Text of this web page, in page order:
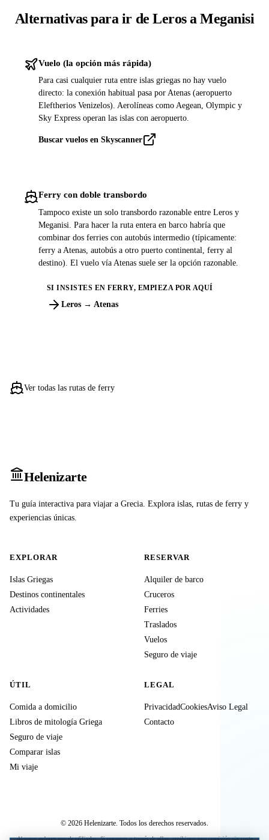
Alternativas para ir de Leros a Meganisi
Vuelo (la opción más rápida)
Para casi cualquier ruta entre islas griegas no hay vuelo
directo: la conexión habitual pasa por Atenas (aeropuerto
Eleftherios Venizelos). Aerolíneas como Aegean, Olympic y
Sky Express operan las islas con aeropuerto.
Buscar vuelos en Skyscanner
Ferry con doble transbordo
Tampoco existe un solo transbordo razonable entre Leros y
Meganisi. Para hacer la ruta entera en barco habría que
combinar dos ferries con autobús intermedio (típicamente:
ferry a Atenas, autobús a otro puerto continental, ferry al
destino). El vuelo vía Atenas suele ser la opción razonable.
SI INSISTES EN FERRY, EMPIEZA POR AQUÍ
Leros → Atenas
Ver todas las rutas de ferry
Helenizarte
Tu guía interactiva para viajar a Grecia. Explora islas, rutas de ferry y
experiencias únicas.
EXPLORAR
Islas Griegas
Destinos continentales
Actividades
RESERVAR
Alquiler de barco
Cruceros
Ferries
Traslados
Vuelos
Seguro de viaje
ÚTIL
Comida a domicilio
Libros de mitología Griega
Seguro de viaje
Comparar islas
Mi viaje
LEGAL
PrivacidadCookiesAviso Legal
Contacto
© 2026 Helenizarte. Todos los derechos reservados.
Algunos enlaces son de afiliados. Si compras a través de ellos, recibimos una comisión sin coste